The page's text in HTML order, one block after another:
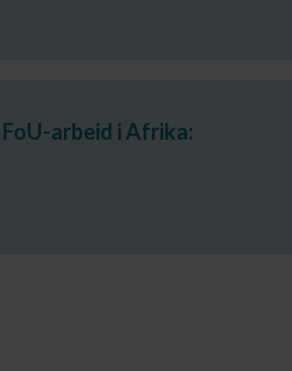
arbeid i Afrika: